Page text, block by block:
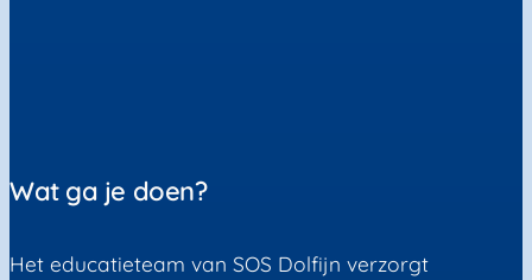
Wat ga je doen?
Het educatieteam van SOS Dolfijn verzorgt